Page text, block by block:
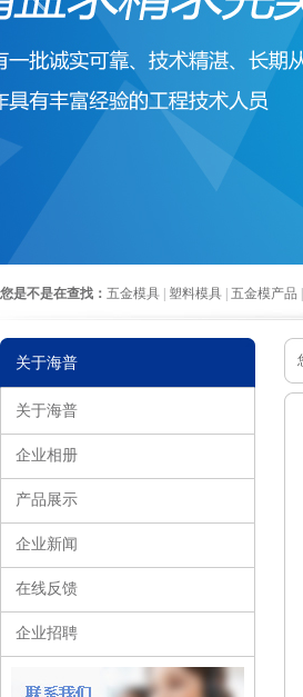
您是不是在查找： 五金模具 塑料模具 五金模产品
关于海普
关于海普
企业相册
产品展示
企业新闻
在线反馈
企业招聘